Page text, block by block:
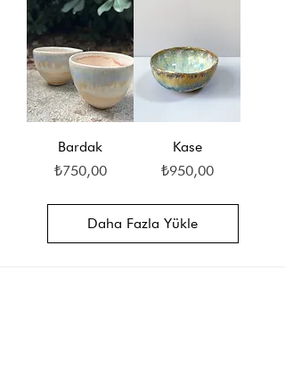
Bardak
Fiyat
₺750,00
Kase
Fiyat
₺950,00
Daha Fazla Yükle